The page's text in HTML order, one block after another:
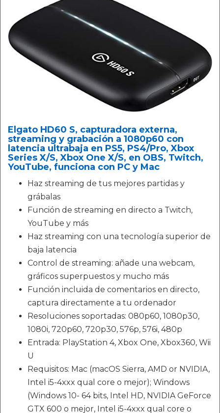
Elgato HD60 S, capturadora externa,
streaming y grabación a 1080p60 con
latencia ultrabaja en PS5, PS4/Pro, Xbox
Series X/S, Xbox One X/S, en OBS, Twitch,
YouTube, funciona con PC y Mac
Haz streaming de tus mejores partidas y
grábalas
Función de streaming en directo a Twitch,
YouTube y más
Haz streaming con una tecnología superior de
baja latencia
Control de streaming: añade una webcam,
gráficos superpuestos y mucho más
Función incluida de comentarios en directo,
captura directamente a tu ordenador
Resoluciones soportadas: 080p60, 1080p30,
1080i, 720p60, 720p30, 576p, 576i, 480p
Entrada: PlayStation 4, Xbox One, Xbox360, Wii
U
Requisitos: Mac (macOS Sierra, AMD or NVIDIA,
Intel i5-4xxx qual core o mejor); Windows
(Windows 10- 64 bits, Intel HD, NVIDIA GeForce
GTX 600 o mejor, Intel i5-4xxx qual core o